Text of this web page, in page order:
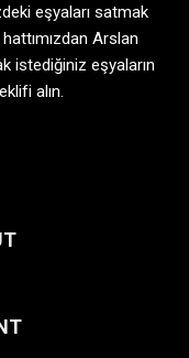
eşyaları satmak
Arslan
istediğiniz eşyaların
alın.